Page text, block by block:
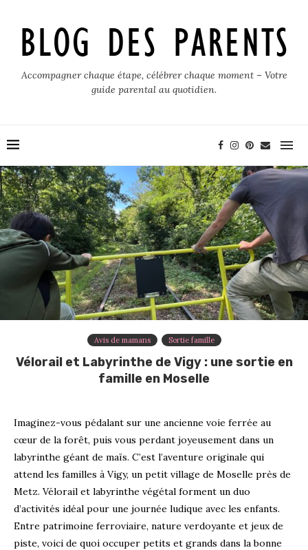
Accompagner chaque étape, célébrer chaque moment – Votre
guide parental au quotidien.
Avis de mamans Sortie famille
Vélorail et Labyrinthe de Vigy : une sortie en
famille en Moselle
Imaginez-vous pédalant sur une ancienne voie ferrée au
cœur de la forêt, puis vous perdant joyeusement dans un
labyrinthe géant de maïs. C’est l’aventure originale qui
attend les familles à Vigy, un petit village de Moselle près de
Metz. Vélorail et labyrinthe végétal forment un duo
d’activités idéal pour une journée ludique avec les enfants.
Entre patrimoine ferroviaire, nature verdoyante et jeux de
piste, voici de quoi occuper petits et grands dans la bonne